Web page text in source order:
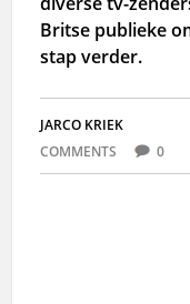
Britse publieke
stap verder.
JARCO KRIEK
COMMENTS
0